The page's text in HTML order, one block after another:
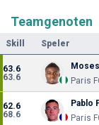
Teamgenoten
Skill Speler
63.6
63.6
Paris
62.6
68.6
Pablo
Paris